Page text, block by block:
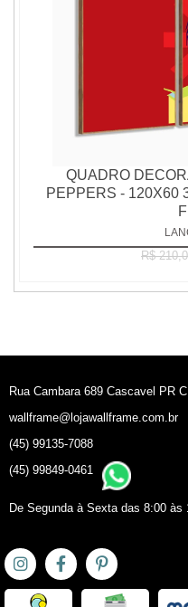
QUADRO
PEPPERS - 120X60
R$
Rua Cambara 689 Cascavel PR
wallframe@lojawallframe.com.br
(45) 99135-7088
(45) 99849-0461
De Segunda à Sexta das 8:00 às